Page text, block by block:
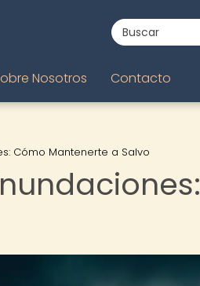
Nosotros Contacto
Cómo Mantenerte a Salvo